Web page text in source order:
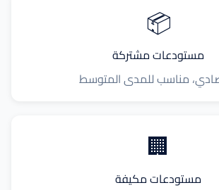
📦
مستودعات مشتركة
مناسب للمدى المتوسط
🏢
مستودعات مكيفة